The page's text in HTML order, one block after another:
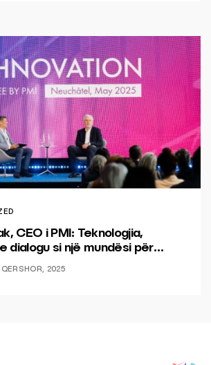
CEO i PMI: Teknologjia,
dialogu si një mundësi për
QERSHOR, 2025